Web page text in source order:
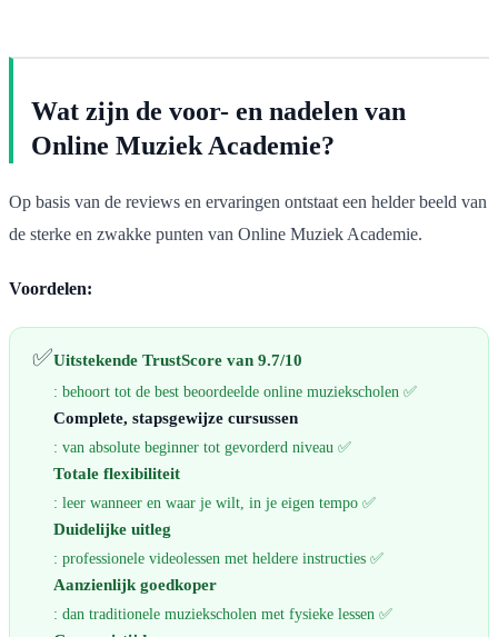
Wat zijn de voor- en nadelen van
Online Muziek Academie?
Op basis van de reviews en ervaringen ontstaat een helder beeld van
de sterke en zwakke punten van Online Muziek Academie.
Voordelen:
✅Uitstekende TrustScore van 9.7/10
: behoort tot de best beoordeelde online muziekscholen ✅
Complete, stapsgewijze cursussen
: van absolute beginner tot gevorderd niveau ✅
Totale flexibiliteit
: leer wanneer en waar je wilt, in je eigen tempo ✅
Duidelijke uitleg
: professionele videolessen met heldere instructies ✅
Aanzienlijk goedkoper
: dan traditionele muziekscholen met fysieke lessen ✅